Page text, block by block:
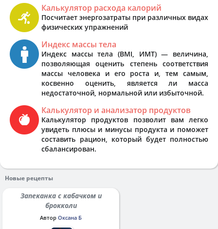
Калькулятор расхода калорий
Посчитает энергозатраты при различных видах
физических упражнений
Индекс массы тела
Индекс массы тела (BMI, ИМТ) — величина,
позволяющая оценить степень соответствия
массы человека и его роста и, тем самым,
косвенно оценить, является ли масса
недостаточной, нормальной или избыточной.
Калькулятор и анализатор продуктов
Калькулятор продуктов позволит вам легко
увидеть плюсы и минусы продукта и поможет
составить рацион, который будет полностью
сбалансирован.
Новые рецепты
Запеканка с кабачком и
брокколи
Автор Оксана Б